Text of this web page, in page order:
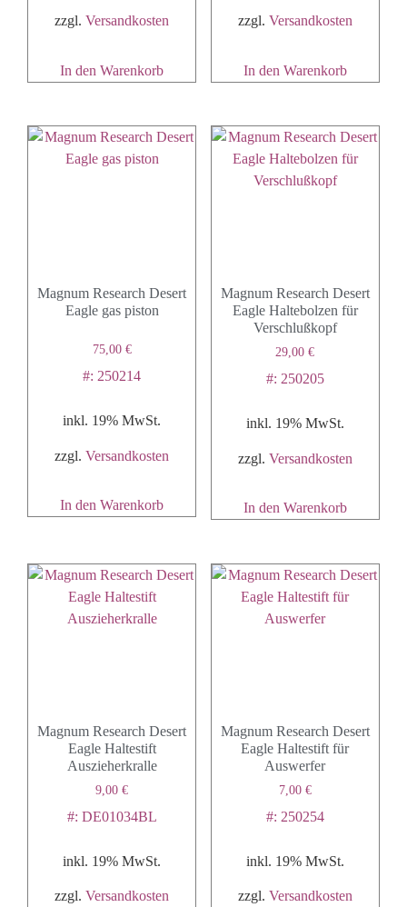
zzgl.Versandkosten
In den Warenkorb
zzgl. Versandkosten
In den Warenkorb
Magnum Research Desert
Eagle gas piston
75,00 €
#: 250214
inkl. 19% MwSt.
zzgl.Versandkosten
In den Warenkorb
Magnum Research Desert
Eagle Haltebolzen für
Verschlußkopf
29,00€
#: 250205
inkl. 19% MwSt.
zzgl. Versandkosten
In den Warenkorb
Magnum Research Desert
Eagle Haltestift
Auszieherkralle
9,00€
#: DE01034BL
inkl. 19% MwSt.
zzgl.Versandkosten
Magnum Research Desert
Eagle Haltestift für
Auswerfer
7,00 €
#: 250254
inkl. 19% MwSt.
zzgl. Versandkosten